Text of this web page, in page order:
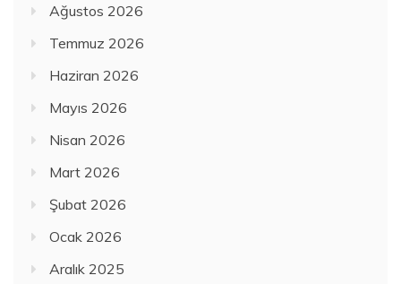
Ağustos 2026
Temmuz 2026
Haziran 2026
Mayıs 2026
Nisan 2026
Mart 2026
Şubat 2026
Ocak 2026
Aralık 2025